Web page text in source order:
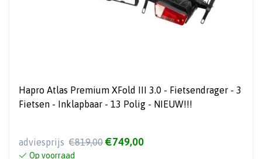
Hapro Atlas Premium XFold III 3.0 - Fietsendrager - 3
Fietsen - Inklapbaar - 13 Polig - NIEUW!!!
adviesprijs €819,00 €749,00
Op voorraad